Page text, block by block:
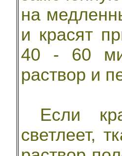
на
и красят
40 - 60
раствор и
Если
светлеет,